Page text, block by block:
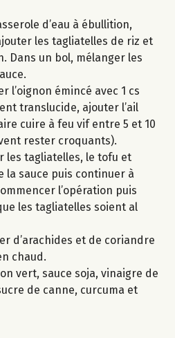
d’eau à ébullition,
les tagliatelles de riz et
Dans un bol, mélanger les
l’oignon émincé avec 1 cs
translucide, ajouter l’ail
cuire à feu vif entre 5 et 10
rester croquants).
les tagliatelles, le tofu et
la sauce puis continuer à
l’opération puis
les tagliatelles soient al
d’arachides et de coriandre
chaud.
vert, sauce soja, vinaigre de
de canne, curcuma et